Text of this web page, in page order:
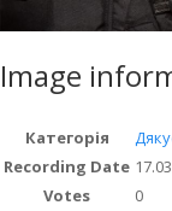
Image
Категорія
Recording Date
Votes
0